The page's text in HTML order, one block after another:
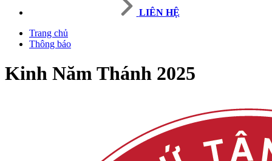
LIÊN HỆ
Trang chủ
Thông báo
Kinh Năm Thánh 2025